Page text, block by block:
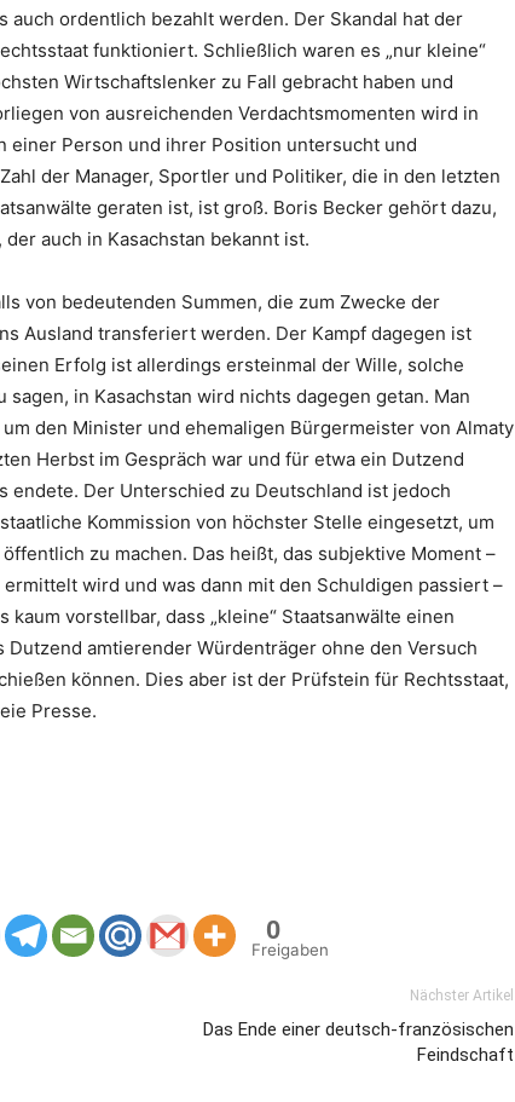
auch ordentlich bezahlt werden. Der Skandal hat der
funktioniert. Schließlich waren es „nur kleine“
Wirtschaftslenker zu Fall gebracht haben und
von ausreichenden Verdachtsmomenten wird in
einer Person und ihrer Position untersucht und
der Manager, Sportler und Politiker, die in den letzten
geraten ist, ist groß. Boris Becker gehört dazu,
auch in Kasachstan bekannt ist.
von bedeutenden Summen, die zum Zwecke der
Ausland transferiert werden. Der Kampf dagegen ist
Erfolg ist allerdings ersteinmal der Wille, solche
sagen, in Kasachstan wird nichts dagegen getan. Man
den Minister und ehemaligen Bürgermeister von Almaty
Herbst im Gespräch war und für etwa ein Dutzend
endete. Der Unterschied zu Deutschland ist jedoch
Kommission von höchster Stelle eingesetzt, um
zu machen. Das heißt, das subjektive Moment –
wird und was dann mit den Schuldigen passiert –
vorstellbar, dass „kleine“ Staatsanwälte einen
amtierender Würdenträger ohne den Versuch
können. Dies aber ist der Prüfstein für Rechtsstaat,
Presse.
0
Freigaben
Nächster Artikel
Das Ende einer deutsch-französischen
Feindschaft